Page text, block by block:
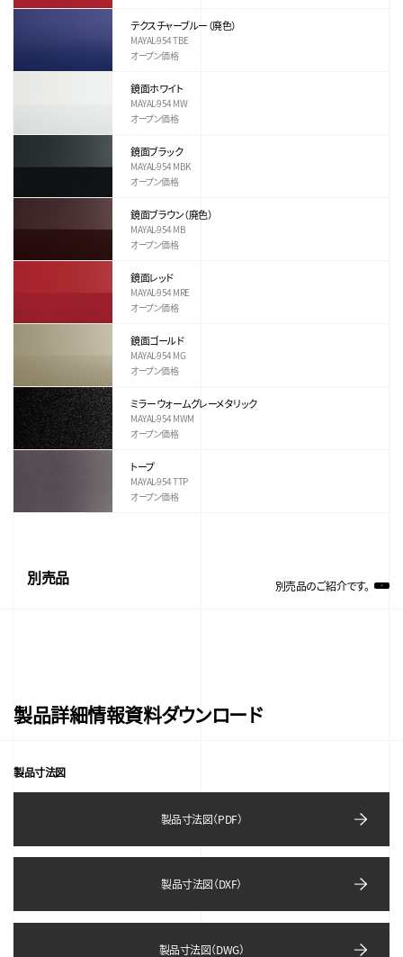
テクスチャーブルー（廃色）
MAYAL-954 TBE
オープン価格
鏡面ホワイト
MAYAL-954 MW
オープン価格
鏡面ブラック
MAYAL-954 MBK
オープン価格
鏡面ブラウン（廃色）
MAYAL-954 MB
オープン価格
鏡面レッド
MAYAL-954 MRE
オープン価格
鏡面ゴールド
MAYAL-954 MG
オープン価格
ミラーウォームグレーメタリック
MAYAL-954 MWM
オープン価格
トープ
MAYAL-954 TTP
オープン価格
別売品 別売品のご紹介です。
製品詳細情報資料ダウンロード
製品寸法図
製品寸法図（PDF）
製品寸法図（DXF）
製品寸法図（DWG）